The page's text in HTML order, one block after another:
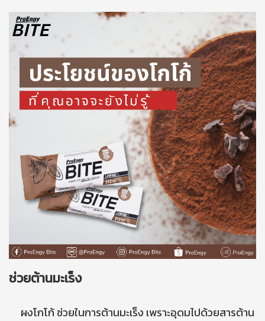
ช่วยต้านมะเร็ง
ผงโกโก้ ช่วยในการต้านมะเร็ง เพราะอุดมไปด้วยสารต้าน